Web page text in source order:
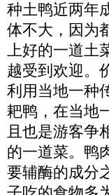
种土鸭近两年
体不大，因为
上好的一道土
越受到欢迎。
利用当地一种
耙鸭，在当地
且也是游客争
的一道菜。鸭
要辅酶的成分